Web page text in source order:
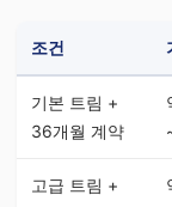
조건
기본 트림 +
36개월 계약
고급 트림 +